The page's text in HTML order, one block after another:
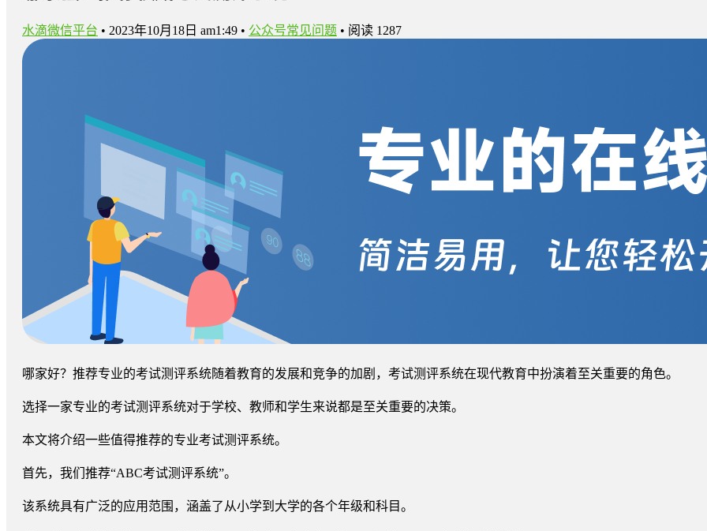
水滴微信平台 • 2023年10月18日 am1:49 • 公众号常见问题 • 阅读 1287
哪家好？推荐专业的考试测评系统随着教育的发展和竞争的加剧，考试测评系统在现代教育中扮演着至关重要的角色。
选择一家专业的考试测评系统对于学校、教师和学生来说都是至关重要的决策。
本文将介绍一些值得推荐的专业考试测评系统。
首先，我们推荐“ABC考试测评系统”。
该系统具有广泛的应用范围，涵盖了从小学到大学的各个年级和科目。